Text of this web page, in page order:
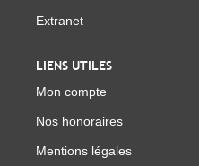
Extranet
LIENS UTILES
Mon compte
Nos honoraires
Mentions légales